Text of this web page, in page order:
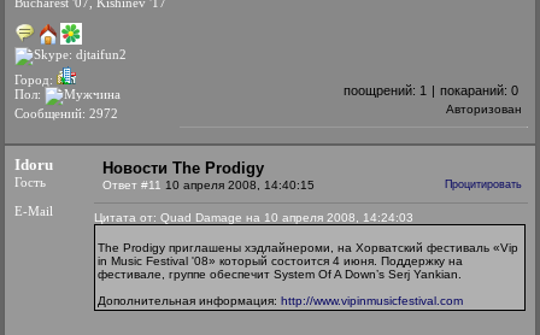
Город:
Пол:
Сообщений: 2972
поощрений: 1 | покараний: 0
Авторизован
Idoru
Гость
E-Mail
Новости The Prodigy
Ответ #11 10 апреля 2008, 14:40:15 Процитировать
Цитата от: Quad Damage на 10 апреля 2008, 14:24:03
The Prodigy приглашены хэдлайнероми, на Хорватский фестиваль «Vip
in Music Festival '08» который состоится 4 июня. Поддержку на
фестивале, группе обеспечит System Of A Down’s Serj Yankian.
Дополнительная информация: http://www.vipinmusicfestival.com